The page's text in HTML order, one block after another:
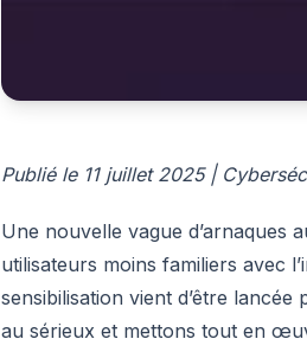
Publié le 11 juillet 2025 |
Une nouvelle vague d’arnaques
utilisateurs moins familiers avec
sensibilisation vient d’être
au sérieux et mettons tout en